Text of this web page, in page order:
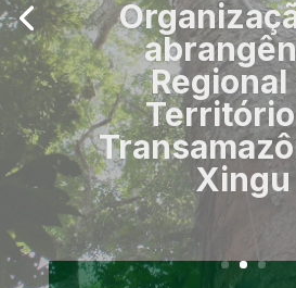
e
Promoção
Ambiental e
para